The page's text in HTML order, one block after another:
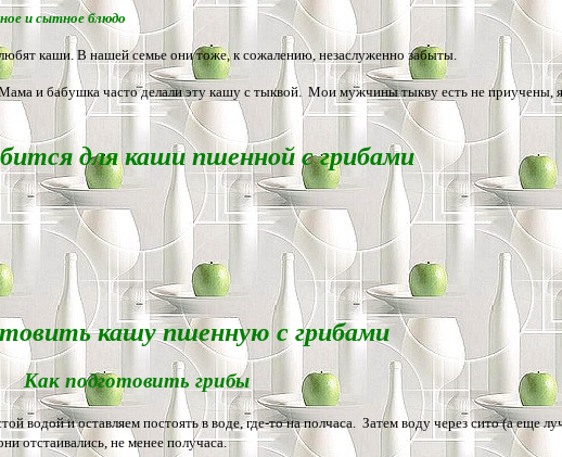
и сытное блюдо
каши. В нашей семье они тоже, к сожалению, незаслуженно забыты.
и бабушка часто делали эту кашу с тыквой. Мои мужчины тыкву есть не приучены,
для каши пшенной с грибами
кашу пшенную с грибами
Как подготовить грибы
водой и оставляем постоять в воде, где-то на полчаса. Затем воду через сито (а еще
отстаивались, не менее получаса.